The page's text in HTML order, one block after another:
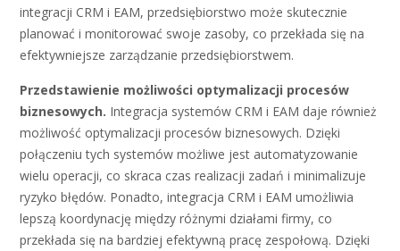
integracji CRM i EAM, przedsiębiorstwo może skutecznie
planować i monitorować swoje zasoby, co przekłada się na
efektywniejsze zarządzanie przedsiębiorstwem.
Przedstawienie możliwości optymalizacji procesów
biznesowych. Integracja systemów CRM i EAM daje również
możliwość optymalizacji procesów biznesowych. Dzięki
połączeniu tych systemów możliwe jest automatyzowanie
wielu operacji, co skraca czas realizacji zadań i minimalizuje
ryzyko błędów. Ponadto, integracja CRM i EAM umożliwia
lepszą koordynację między różnymi działami firmy, co
przekłada się na bardziej efektywną pracę zespołową. Dzięki